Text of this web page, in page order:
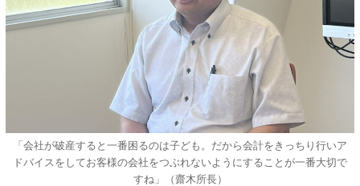
「会社が破産すると一番困るのは子ども。だから会計をきっちり行いア
ドバイスをしてお客様の会社をつぶれないようにすることが一番大切で
すね」（齋木所長）